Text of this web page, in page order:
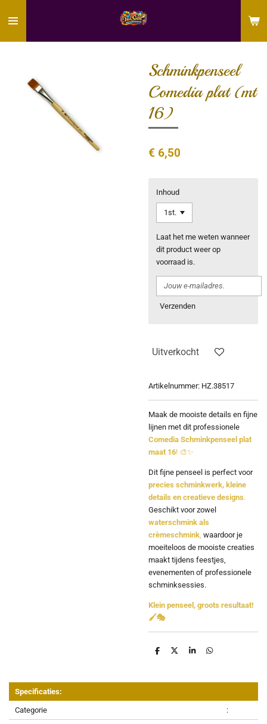
direct
Schminkpenseel
Comedia plat (mt
16)
€ 6,50
Inhoud
Laat het me weten wanneer
dit product weer op
voorraad is.
Verzenden
Uitverkocht
Artikelnummer: HZ.38517
Maak de mooiste details en fijne
lijnen met dit professionele
Comedia Schminkpenseel plat
maat 16! 🎨✨
Dit fijne penseel is perfect voor
precies schminkwerk, kleine
details en creatieve designs.
Geschikt voor zowel
waterschmink als
crèmeschmink waardoor je
moeiteloos de mooiste creaties
maakt tijdens feestjes,
evenementen of professionele
schminksessies.
Klein penseel, groots resultaat!
🖌️🎭
D
n
D
S
e
D
n
Specificaties:
Categorie :